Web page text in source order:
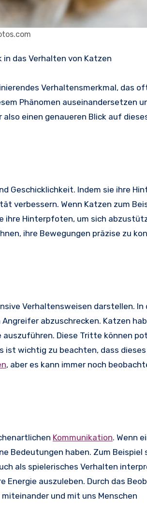
in das Verhalten von Katzen
Verhaltensmerkmal, das
Phänomen auseinandersetzen
einen genaueren Blick auf
Geschicklichkeit. Indem sie ihre
verbessern. Wenn Katzen zum
ihre Hinterpfoten, um sich
ihre Bewegungen präzise zu
Verhaltensweisen darstellen. In
abzuschrecken. Katzen
Diese Tritte können
ist wichtig zu beachten, dass
, aber es kann immer noch
Kommunikation. Wenn
Bedeutungen haben. Zum Beispiel
als spielerisches Verhalten
auszuleben. Durch das
und mit uns Menschen